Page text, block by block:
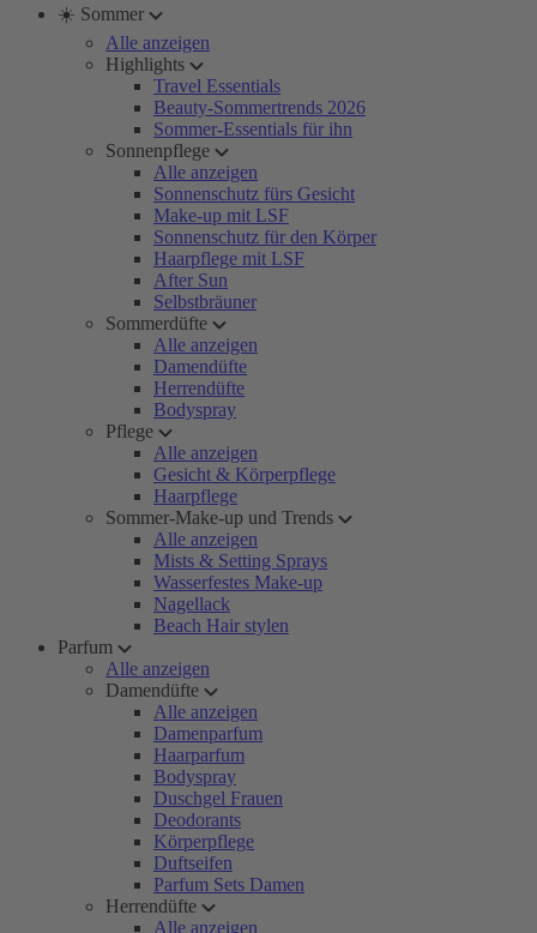
☀️ Sommer
Alle anzeigen
Highlights
Travel Essentials
Beauty-Sommertrends 2026
Sommer-Essentials für ihn
Sonnenpflege
Alle anzeigen
Sonnenschutz fürs Gesicht
Make-up mit LSF
Sonnenschutz für den Körper
Haarpflege mit LSF
After Sun
Selbstbräuner
Sommerdüfte
Alle anzeigen
Damendüfte
Herrendüfte
Bodyspray
Pflege
Alle anzeigen
Gesicht & Körperpflege
Haarpflege
Sommer-Make-up und Trends
Alle anzeigen
Mists & Setting Sprays
Wasserfestes Make-up
Nagellack
Beach Hair stylen
Parfum
Alle anzeigen
Damendüfte
Alle anzeigen
Damenparfum
Haarparfum
Bodyspray
Duschgel Frauen
Deodorants
Körperpflege
Duftseifen
Parfum Sets Damen
Herrendüfte
Alle anzeigen